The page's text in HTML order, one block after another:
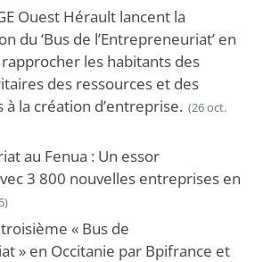
Ouest Hérault lancent la
du ‘Bus de l’Entrepreneuriat’ en
les habitants des
des ressources et des
à la création d’entreprise. (26 oct.
au Fenua : Un essor
3 800 nouvelles entreprises en
« Bus de
» en Occitanie par Bpifrance et